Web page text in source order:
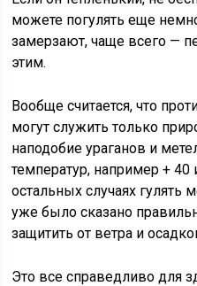
можете погулять еще
замерзают, чаще всего —
этим.
Вообще считается, что
могут служить только
наподобие ураганов и
температур, например + 40
остальных случаях гулять
уже было сказано
защитить от ветра и
Это все справедливо для